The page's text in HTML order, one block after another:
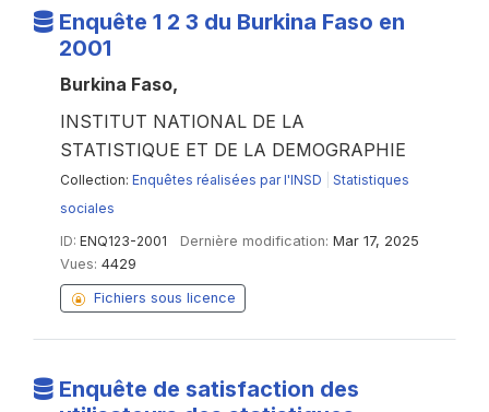
Enquête 1 2 3 du Burkina Faso en
2001
Burkina Faso,
INSTITUT NATIONAL DE LA
STATISTIQUE ET DE LA DEMOGRAPHIE
Collection: Enquêtes réalisées par l'INSD
Statistiques
sociales
ID: ENQ123-2001 Dernière modification: Mar 17, 2025
Vues: 4429
Fichiers sous licence
Enquête de satisfaction des